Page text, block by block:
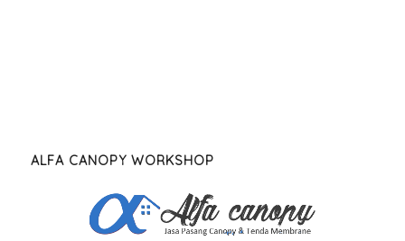
ALFA CANOPY WORKSHOP